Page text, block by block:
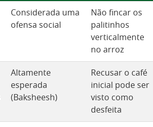
Considerada uma
ofensa social
Não fincar os
palitinhos
verticalmente
no arroz
Altamente
esperada
(Baksheesh)
Recusar o café
inicial pode ser
visto como
desfeita